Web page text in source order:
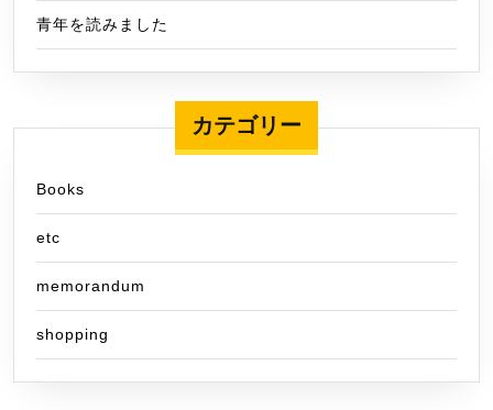
青年を読みました
カテゴリー
Books
etc
memorandum
shopping